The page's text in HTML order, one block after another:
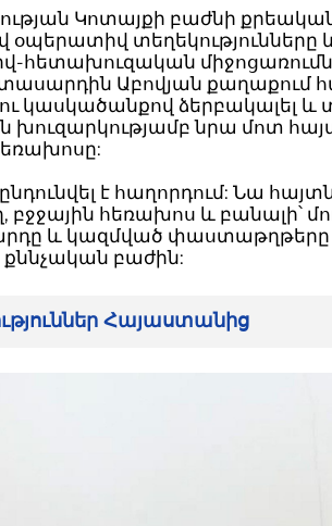
Կոտայքի բաժնի
օպերատիվ տեղեկությունները
հետախուզական
Աբովյան քաղաքում
կասկածանքով ձերբակալել և
խուզարկությամբ նրա մոտ
է հաղորդում: Նա
բջջային հեռախոս և բանալի՝
և կազմված փաստաթղթերը
քննչական բաժին:
Հայաստանից